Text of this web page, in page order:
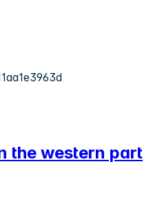
the western part